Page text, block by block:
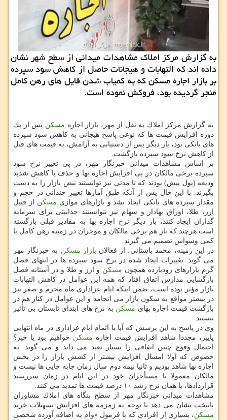
به گزارش مركز املاك مشاهدات میدانی از سطح شهر نشان
داده اند كه التهابات و هیجانات حاصل از كاهش سود سپرده
بر بازار اجاره مسكن كه به كمیاب شدن فایل های رهن كامل
منجر گردیده بود، فروكش نموده است.
به گزارش مركز املاك به نقل از مهر، بازار اجاره مسكن پس از یك
دوره افزایش قیمت ها كه نوعی پاسخ هیجانی به كاهش سود سپرده
های بانكی بود، بار دیگر پس از دستیابی به آرامش، به قیمت های قبل
از كاهش نرخ سود سپرده بازگشت.
بر اساس مشاهدات میدانی خبرنگار مهر، در پی تغییر نرخ سود
سپرده برخی مالكان در پی افزایش اجاره بها و حذف یا كاهش شدید
ودیعه (پول پیش) بودند كه تا مدتی نیز توانستند نبض بازار را به دست
بگیرند. با این حال پس از آنكه طبق آمارها تغییر چندانی در حجم و
مقدار سپرده های بانكی ایجاد نشد و بازارهای موازی مسكن از قبیل
ارز، طلا، اوراق بهادار و سهام نیز نتوانستند جذابیتی برای سرمایه
گذاران ایجاد كنند، بار دیگر نرخ اجاره بها به مقادیر قبلی بازگشته
است هرچند كه باز هم برخی مالكان و موجران در زمینه رهن كامل با
كمی وسواس تصمیم می گیرند.
در این زمینه، محمد باستانی، از فعالان بازار مسكن به خبرنگار مهر
می گوید: تغییرات ایجاد شده در نرخ سود سپرده ها در انتهای فصل
گرم بازارهای زودبازده همچون مسكن و ارز و طلا و در آستانه فصل
بازگشایی مدارس اتفاق افتاد كه همه این عوامل در كاهش التهابات
بازار مؤثر بوده است، ضمن اینكه ایام عزاداری ماه محرم و صفر نیز
در بیشتر مواقع به سكون بازار می انجامد و این عوامل در كنار هم در
بازگشت قیمت اجاره بهای مسكن به نرخ های ابتدای تابستان بی تأثیر
نیستند.
وی در پاسخ به این پرسش كه آیا با اتمام ایام عزاداری در ماه انتهایی
پاییز، مجددا شاهد افزایش قیمت اجاره مسكن خواهیم بود یا خیر؟
احتمال وقوع چنین اتفاقی را بسیار بعید می داند و می گوید: به
خصوص كه اولا امسال افزایش بیشتر از كشش بازار را در بخش
اجاره بها شاهد بودیم و ثانیا نیمه دوم سال زمان جابه جایی ها نیست و
مالكان معمولا با مستأجران خود در این ایام در زمان سررسید
قراردادها، با همان نرخ رشد ۱۰ درصد قیمت ها تمدید می كنند.
مشاهدات میدانی خبرنگار مهر از سطح بنگاه های املاك مشاوران
پایتخت نشان می دهد با توجه به زمزمه های افزایش تسهیلات خرید
مسكن، بسیاری از افرادی كه با فرمول «وام به اضافه آورده شخصی